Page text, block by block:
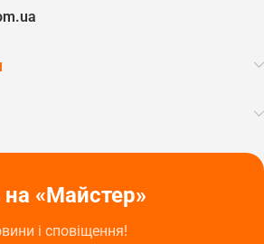
«Майстер»
і сповіщення!